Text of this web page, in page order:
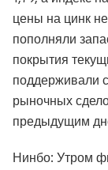
цены на цинк
пополняли
покрытия
поддерживали
рыночных
предыдущим
Нинбо: Утром